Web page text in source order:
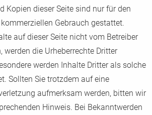
Kopien dieser Seite sind nur für den
Gebrauch gestattet.
auf dieser Seite nicht vom Betreiber
werden die Urheberrechte Dritter
werden Inhalte Dritter als solche
Sollten Sie trotzdem auf eine
aufmerksam werden, bitten wir
Hinweis. Bei Bekanntwerden